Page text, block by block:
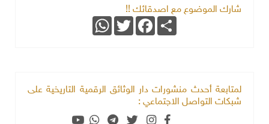
شارك الموضوع مع اصدقائك !!
Share
Facebook
Twitter
WhatsApp
لمتابعة أحدث منشورات دار الوثائق الرقمية التاريخية على
شبكات التواصل الاجتماعي :